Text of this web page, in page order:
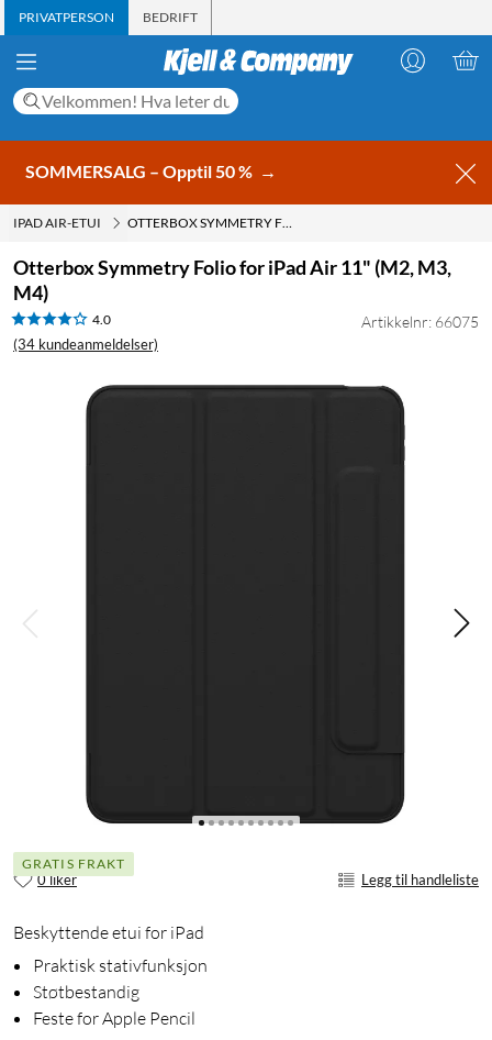
PRIVATPERSON BEDRIFT
SOMMERSALG – Opptil 50 % →
IPAD AIR-ETUI OTTERBOX SYMMETRY FOLIO FOR IPAD AIR 11" (M2, M3, M4)
Otterbox Symmetry Folio for iPad Air 11" (M2, M3,
M4)
4.0
(34 kundeanmeldelser)
Artikkelnr: 66075
GRATIS FRAKT
0 liker Legg til handleliste
Beskyttende etui for iPad
Praktisk stativfunksjon
Støtbestandig
Feste for Apple Pencil